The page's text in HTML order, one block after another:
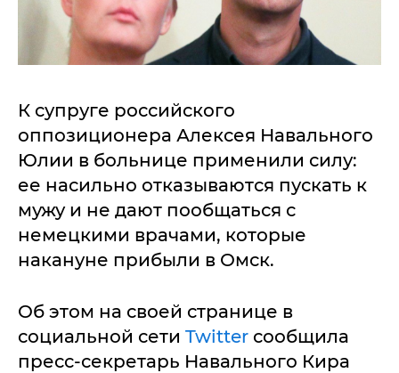
К супруге российского
оппозиционера Алексея Навального
Юлии в больнице применили силу:
ее насильно отказываются пускать к
мужу и не дают пообщаться с
немецкими врачами, которые
накануне прибыли в Омск.
Об этом на своей странице в
социальной сети Twitter сообщила
пресс-секретарь Навального Кира